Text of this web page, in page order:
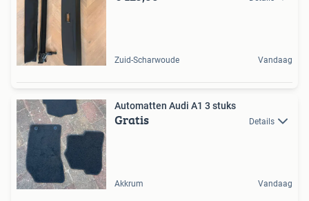
Zuid-Scharwoude Vandaag
Automatten Audi A1 3 stuks
Gratis Details
Akkrum Vandaag